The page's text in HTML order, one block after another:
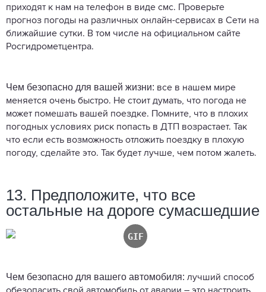
приходят к нам на телефон в виде смс. Проверьте
прогноз погоды на различных онлайн-сервисах в Сети на
ближайшие сутки. В том числе на официальном сайте
Росгидрометцентра.
Чем безопасно для вашей жизни: все в нашем мире
меняется очень быстро. Не стоит думать, что погода не
может помешать вашей поездке. Помните, что в плохих
погодных условиях риск попасть в ДТП возрастает. Так
что если есть возможность отложить поездку в плохую
погоду, сделайте это. Так будет лучше, чем потом жалеть.
13. Предположите, что все
остальные на дороге сумасшедшие
Чем безопасно для вашего автомобиля: лучший способ